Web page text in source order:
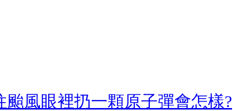
颱風眼裡扔一顆原子彈會怎樣?